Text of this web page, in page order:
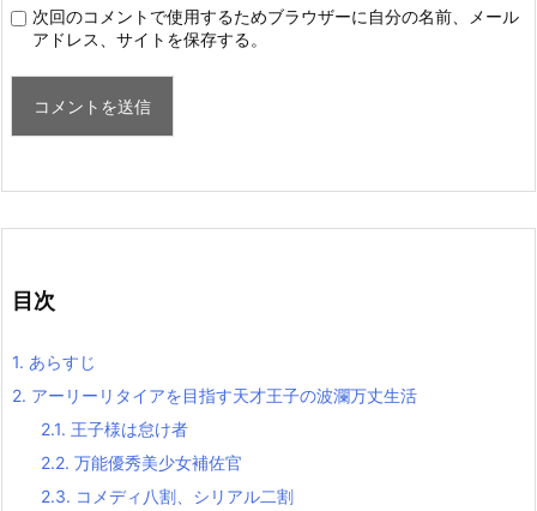
次回のコメントで使用するためブラウザーに自分の名前、メール
アドレス、サイトを保存する。
目次
1. あらすじ
2. アーリーリタイアを目指す天才王子の波瀾万丈生活
2.1. 王子様は怠け者
2.2. 万能優秀美少女補佐官
2.3. コメディ八割、シリアル二割